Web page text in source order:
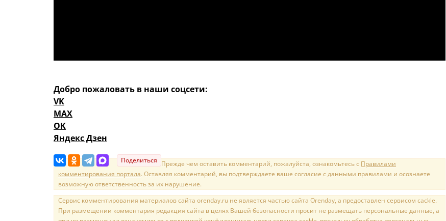
Добро пожаловать в наши соцсети:
VK
MAX
OK
Яндекс Дзен
Поделиться Прежде чем оставить комментарий, пожалуйста, ознакомьтесь с Правилами
комментирования портала. Оставляя комментарий, вы подтверждаете ваше согласие с данными правилами и осознаете
возможную ответственность за их нарушение.
Сервис комментирования материалов сайта orenday.ru не является частью сайта Orenday, а предоставлен сервисом cackle.
При размещении комментария редакция сайта в целях Вашей безопасности просит не размещать персональные данные, а